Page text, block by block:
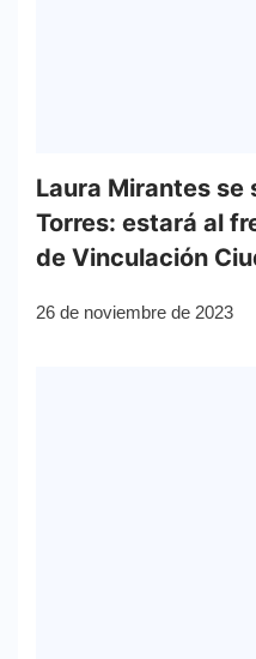
Laura Mirantes se
Torres: estará al
de Vinculación
26 de noviembre de 2023